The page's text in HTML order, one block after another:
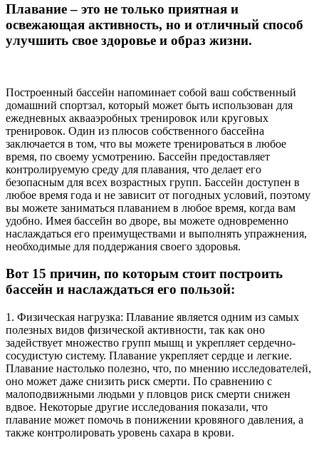
Плавание – это не только приятная и
освежающая активность, но и отличный способ
улучшить свое здоровье и образ жизни.
Построенный бассейн напоминает собой ваш собственный
домашний спортзал, который может быть использован для
ежедневных аквааэробных тренировок или круговых
тренировок. Один из плюсов собственного бассейна
заключается в том, что вы можете тренироваться в любое
время, по своему усмотрению. Бассейн предоставляет
контролируемую среду для плавания, что делает его
безопасным для всех возрастных групп. Бассейн доступен в
любое время года и не зависит от погодных условий, поэтому
вы можете заниматься плаванием в любое время, когда вам
удобно. Имея бассейн во дворе, вы можете одновременно
наслаждаться его преимуществами и выполнять упражнения,
необходимые для поддержания своего здоровья.
Вот 15 причин, по которым стоит построить
бассейн и наслаждаться его пользой:
1. Физическая нагрузка: Плавание является одним из самых
полезных видов физической активности, так как оно
задействует множество групп мышц и укрепляет сердечно-
сосудистую систему. Плавание укрепляет сердце и легкие.
Плавание настолько полезно, что, по мнению исследователей,
оно может даже снизить риск смерти. По сравнению с
малоподвижными людьми у пловцов риск смерти снижен
вдвое. Некоторые другие исследования показали, что
плавание может помочь в понижении кровяного давления, а
также контролировать уровень сахара в крови.